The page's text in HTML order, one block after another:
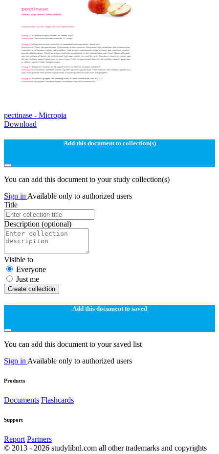
pectinase - Micropia
Download
Add this document to collection(s)
You can add this document to your study collection(s)
Sign in Available only to authorized users
Title
Description (optional)
Visible to
Everyone
Just me
Create collection
Add this document to saved
You can add this document to your saved list
Sign in Available only to authorized users
Products
Documents Flashcards
Support
Report Partners
© 2013 - 2026 studylibnl.com all other trademarks and copyrights